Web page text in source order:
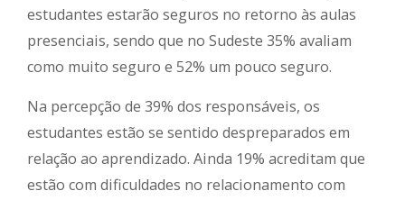
estudantes estarão seguros no retorno às aulas
presenciais, sendo que no Sudeste 35% avaliam
como muito seguro e 52% um pouco seguro.
Na percepção de 39% dos responsáveis, os
estudantes estão se sentido despreparados em
relação ao aprendizado. Ainda 19% acreditam que
estão com dificuldades no relacionamento com